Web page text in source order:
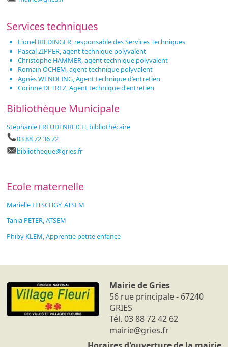
Services techniques
Lionel RIEDINGER, responsable des Services Techniques
Pascal ZIPPER, agent technique polyvalent
Christophe HAMMER, agent technique polyvalent
Romain OCHEM, agent technique polyvalent
Agnès WENDLING, Agent technique d’entretien
Corinne DETREZ, Agent technique d'entretien
Bibliothèque Municipale
Stéphanie FREUDENREICH, bibliothécaire
03 88 72 36 72
bibliotheque@gries.fr
Ecole maternelle
Marielle LITSCHGY, ATSEM
Tania PETER, ATSEM
Phiby KLEM, Apprentie petite enfance
Mairie de Gries
56 rue principale - 67240
GRIES
Tél. 03 88 72 42 62
mairie@gries.fr